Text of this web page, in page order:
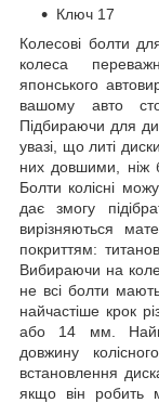
Ключ 17
Колесові болти
колеса
японського
вашому авто
Підбираючи для
увазі, що литі
них довшими, ніж
Болти колісні
дає змогу
вирізняються
покриттям:
Вибираючи на
не всі болти
найчастіше крок
або 14 мм.
довжину
встановлення
якщо він робить